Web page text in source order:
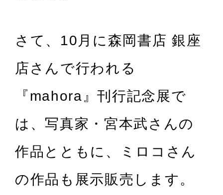
さて、10月に森岡書店 銀座
店さんで行われる
『mahora』刊行記念展で
は、写真家・宮本武さんの
作品とともに、ミロコさん
の作品も展示販売します。